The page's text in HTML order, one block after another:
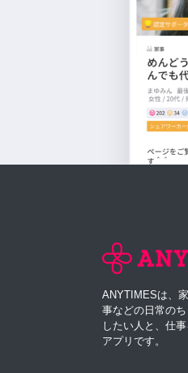
ANYTIMESは、
事などの日常の
したい人と、仕
アプリです。